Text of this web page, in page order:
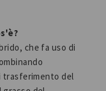
che fa uso di
trasferimento del